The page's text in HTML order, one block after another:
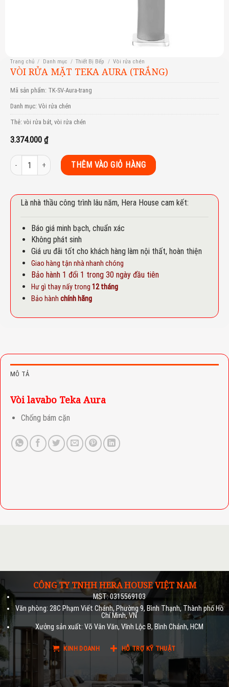
Trang chủ / Danh mục / Thiết Bị Bếp / Vòi rửa chén
VÒI RỬA MẶT TEKA AURA (TRẮNG)
Mã sản phẩm: TK-SV-Aura-trang
Danh mục: Vòi rửa chén
Thẻ: vòi rửa bát vòi rửa chén
3.374.000 ₫
Vòi rửa mặt teka Aura (trắng) số lượng
THÊM VÀO GIỎ HÀNG
Là nhà thầu công trình lâu năm, Hera House cam kết:
Báo giá minh bạch, chuẩn xác
Không phát sinh
Giá ưu đãi tốt cho khách hàng làm nội thất, hoàn thiện
Giao hàng tận nhà nhanh chóng
Bảo hành 1 đổi 1 trong 30 ngày đầu tiên
Hư gì thay nấy trong 12 tháng
Bảo hành chính hãng
MÔ TẢ
Vòi lavabo Teka Aura
Chống bám cặn
CÔNG TY TNHH HERA HOUSE VIỆT NAM
MST: 0315569103
Văn phòng: 28C Phạm Viết Chánh, Phường 9, Bình Thạnh, Thành phố Hồ
Chí Minh, VN
Xưởng sản xuất: Võ Vân Văn, Vĩnh Lộc B, Bình Chánh, HCM
KINH DOANH HỖ TRỢ KỸ THUẬT